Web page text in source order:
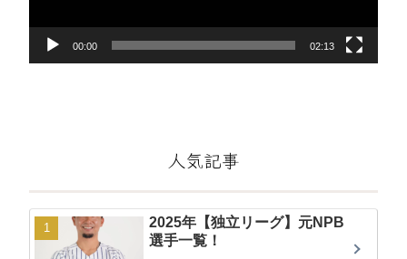
ー
00:00 02:13
人気記事
2025年【独立リーグ】元NPB
選手一覧！